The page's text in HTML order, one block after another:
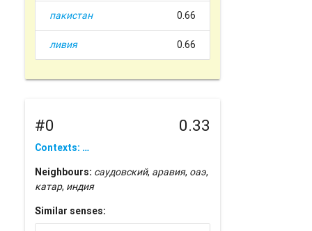
пакистан 0.66
ливия 0.66
#0 0.33
Contexts: …
Neighbours: саудовский, аравия, оаэ,
катар, индия
Similar senses: